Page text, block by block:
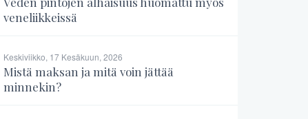
veneliikkeissä
Keskiviikko, 17 Kesäkuun, 2026
Mistä maksan ja mitä voin jättää
minnekin?